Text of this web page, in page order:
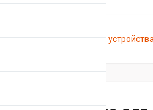
Каталог Электронные устройства